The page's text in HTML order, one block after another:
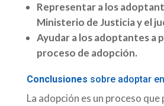
Representar a los
Ministerio de Justicia y el
Ayudar a los adoptantes a
proceso de adopción.
Conclusiones sobre adoptar
La adopción es un proceso que